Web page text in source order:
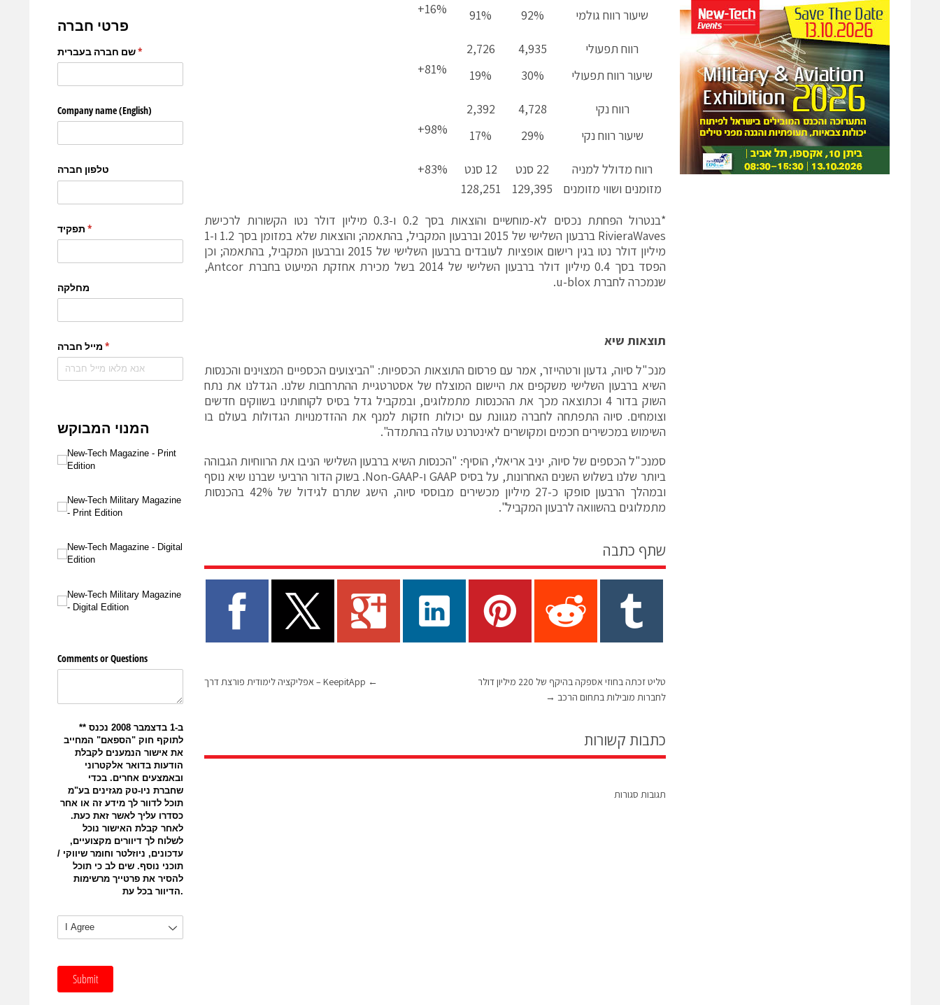
שיעור רווח גולמי
92%
91%
16%+
רווח תפעולי
שיעור רווח תפעולי
4,935
30%
2,726
19%
81%+
רווח נקי
שיעור רווח נקי
4,728
29%
2,392
17%
98%+
רווח מדולל למניה 22 סנט 12 סנט
83%+
מזומנים ושווי מזומנים
129,395
128,251
*בנטרול הפחתת נכסים לא-מוחשיים והוצאות בסך 0.2 ו-0.3 מיליון דולר נטו הקשורות לרכישת
RivieraWaves ברבעון השלישי של 2015 וברבעון המקביל, בהתאמה; והוצאות שלא במזומן בסך 1.2 ו-1
מיליון דולר נטו בגין רישום אופציות לעובדים ברבעון השלישי של 2015 וברבעון המקביל, בהתאמה; וכן
הפסד בסך 0.4 מיליון דולר ברבעון השלישי של 2014 בשל מכירת אחזקת המיעוט בחברת Antcor,
שנמכרה לחברת u-blox.
תוצאות שיא
מנכ"ל סיוה, גדעון ורטהייזר, אמר עם פרסום התוצאות הכספיות: "הביצועים הכספיים המצוינים והכנסות
השיא ברבעון השלישי משקפים את היישום המוצלח של אסטרטגיית ההתרחבות שלנו. הגדלנו את נתח
השוק בדור 4 וכתוצאה מכך את ההכנסות מתמלוגים, ובמקביל גדל בסיס לקוחותינו בשווקים חדשים
וצומחים. סיוה התפתחה לחברה מגוונת עם יכולות חזקות למנף את ההזדמנויות הגדולות בעולם בו
השימוש במכשירים חכמים ומקושרים לאינטרנט עולה בהתמדה".
סמנכ"ל הכספים של סיוה, יניב אריאלי, הוסיף: "הכנסות השיא ברבעון השלישי הניבו את הרווחיות הגבוהה
ביותר שלנו בשלוש השנים האחרונות, על בסיס GAAP ו-Non-GAAP. בשוק הדור הרביעי שברנו שיא נוסף
ובמהלך הרבעון סופקו כ-27 מיליון מכשירים מבוססי סיוה, הישג שתרם לגידול של 42% בהכנסות
מתמלוגים בהשוואה לרבעון המקביל".
שתף כתבה
←
טליט זכתה בחוזי אספקה בהיקף של 220 מיליון דולר
לחברות מובילות בתחום הרכב →
כתבות קשורות
תגובות סגורות